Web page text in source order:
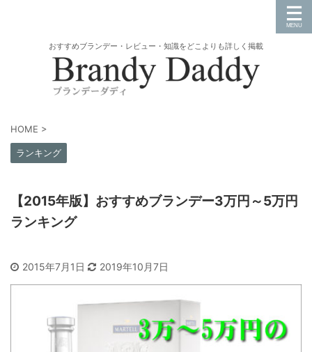
おすすめブランデー・レビュー・知識をどこよりも詳しく掲載
HOME >
ランキング
【2015年版】おすすめブランデー3万円～5万円
ランキング
2015年7月1日 2019年10月7日